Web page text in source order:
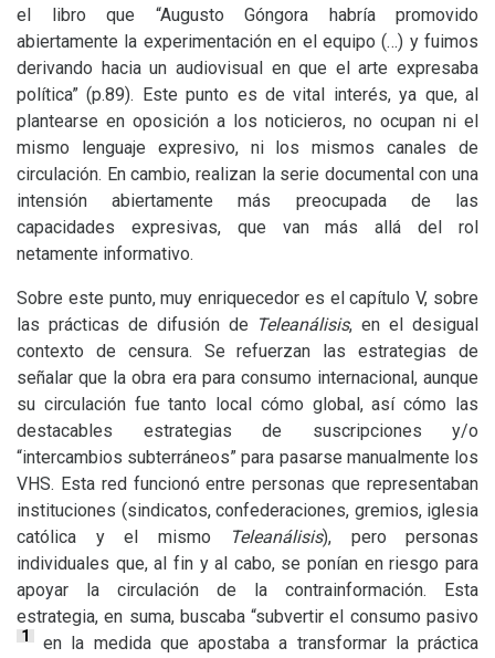
el libro que “Augusto Góngora habría promovido
abiertamente la experimentación en el equipo (…) y fuimos
derivando hacia un audiovisual en que el arte expresaba
política” (p.89). Este punto es de vital interés, ya que, al
plantearse en oposición a los noticieros, no ocupan ni el
mismo lenguaje expresivo, ni los mismos canales de
circulación. En cambio, realizan la serie documental con una
intensión abiertamente más preocupada de las
capacidades expresivas, que van más allá del rol
netamente informativo.
Sobre este punto, muy enriquecedor es el capítulo V, sobre
las prácticas de difusión de Teleanálisis, en el desigual
contexto de censura. Se refuerzan las estrategias de
señalar que la obra era para consumo internacional, aunque
su circulación fue tanto local cómo global, así cómo las
destacables estrategias de suscripciones y/o
“intercambios subterráneos” para pasarse manualmente los
VHS. Esta red funcionó entre personas que representaban
instituciones (sindicatos, confederaciones, gremios, iglesia
católica y el mismo
Teleanálisis), pero personas
individuales que, al fin y al cabo, se ponían en riesgo para
apoyar la circulación de la contrainformación. Esta
estrategia, en suma, buscaba “subvertir el consumo pasivo
1
en la medida que apostaba a transformar la práctica